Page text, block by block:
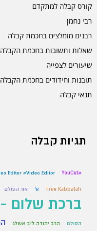
קורס קבלה למתקדם
רבי נחמן
רבנים מומלצים בחכמת קבלה
שאלות ותשובות בחכמת הקבלה
שיעורים לצפייה
תובנות וחידודים בחכמת הקבלה
תנאי קבלה
תגיות קבלה
#YouCut
Editor #Video Editor
True Kabbalah א' אור הסולם
ברכת שלום -
הסולם הרב יהודה ליב אשלג